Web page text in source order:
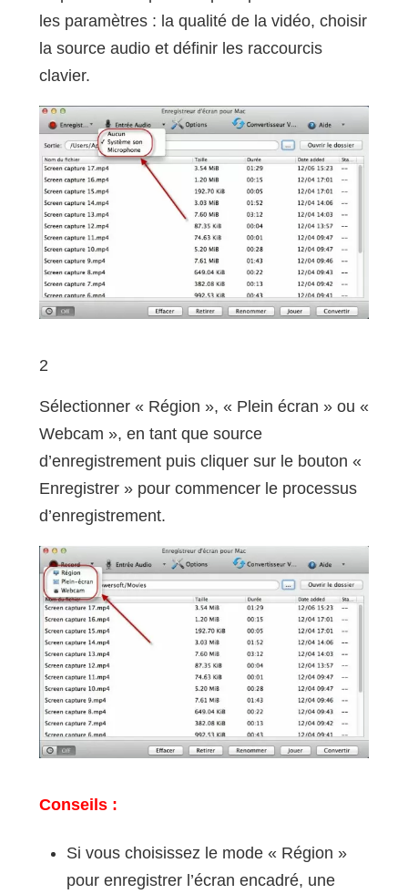
les paramètres : la qualité de la vidéo, choisir
la source audio et définir les raccourcis
clavier.
2
Sélectionner « Région », « Plein écran » ou «
Webcam », en tant que source
d’enregistrement puis cliquer sur le bouton «
Enregistrer » pour commencer le processus
d’enregistrement.
Conseils :
Si vous choisissez le mode « Région »
pour enregistrer l’écran encadré, une